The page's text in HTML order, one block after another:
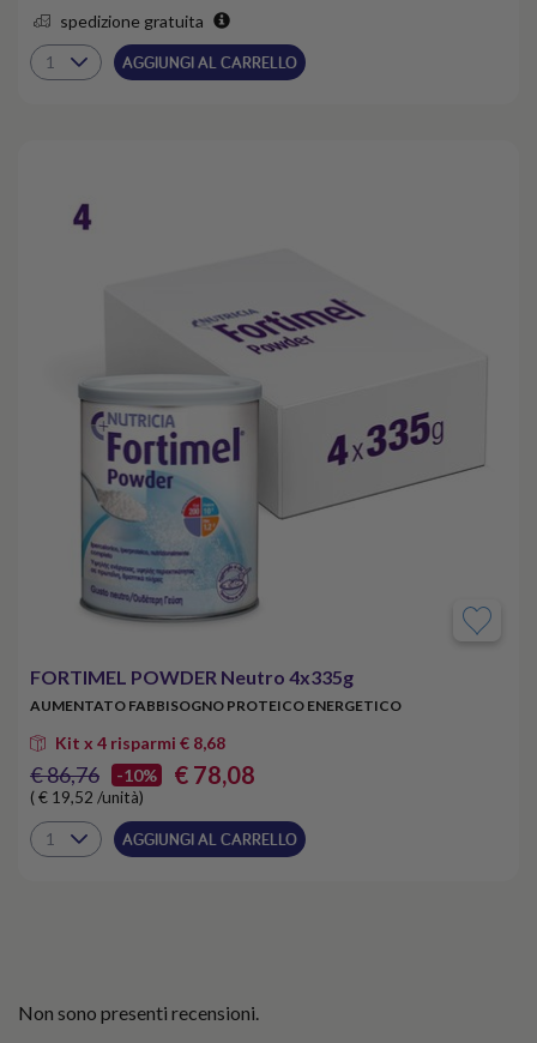
spedizione gratuita
AGGIUNGI AL CARRELLO
FORTIMEL POWDER Neutro 4x335g
AUMENTATO FABBISOGNO PROTEICO ENERGETICO
Kit x 4 risparmi € 8,68
€ 86,76 -10% € 78,08
( € 19,52 /unità)
AGGIUNGI AL CARRELLO
Non sono presenti recensioni.